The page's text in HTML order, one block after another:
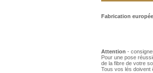
Fabrication
Attention -
Pour une pose
de la fibre de votre
Tous vos lés doivent